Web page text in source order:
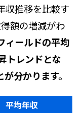
収推移を比較す
額の増減がわ
ィールドの平均
トレンドとな
分かります。
平均年収